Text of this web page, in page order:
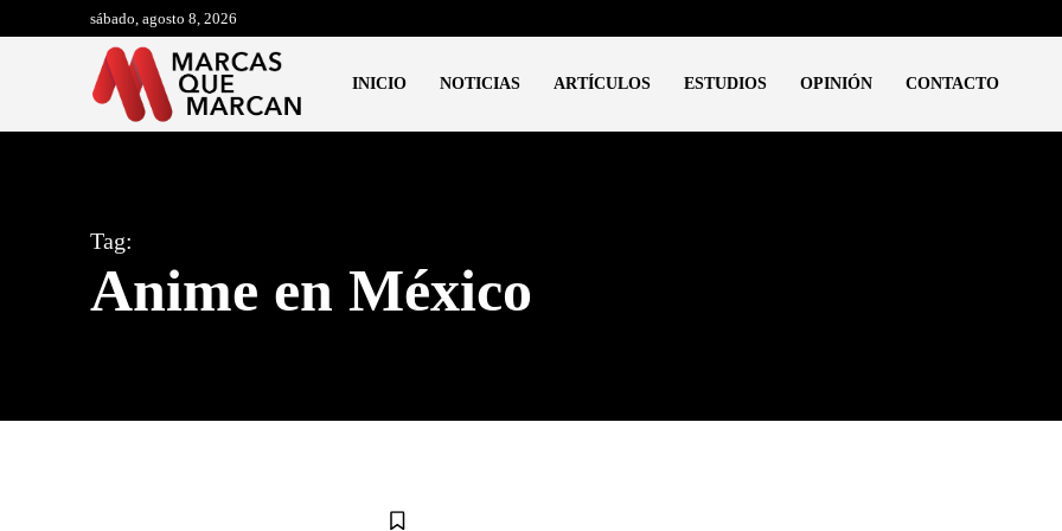
sábado, agosto 8, 2026
INICIO NOTICIAS ARTÍCULOS ESTUDIOS OPINIÓN CONTACTO
Tag:
Anime en México